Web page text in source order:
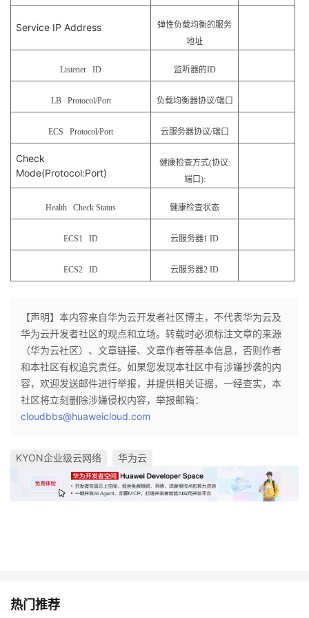
Service IP Address
弹性负载均衡的服务
地址
Listener ID 监听器的ID
LB Protocol/Port 负载均衡器协议/端口
ECS Protocol/Port 云服务器协议/端口
Check
Mode(Protocol:Port)
健康检查方式(协议:
端口):
Health Check Status 健康检查状态
ECS1 ID 云服务器1 ID
ECS2 ID 云服务器2 ID
【声明】本内容来自华为云开发者社区博主，不代表华为云及
华为云开发者社区的观点和立场。转载时必须标注文章的来源
（华为云社区）、文章链接、文章作者等基本信息，否则作者
和本社区有权追究责任。如果您发现本社区中有涉嫌抄袭的内
容，欢迎发送邮件进行举报，并提供相关证据，一经查实，本
社区将立刻删除涉嫌侵权内容，举报邮箱：
cloudbbs@huaweicloud.com
KYON企业级云网络 华为云
热门推荐